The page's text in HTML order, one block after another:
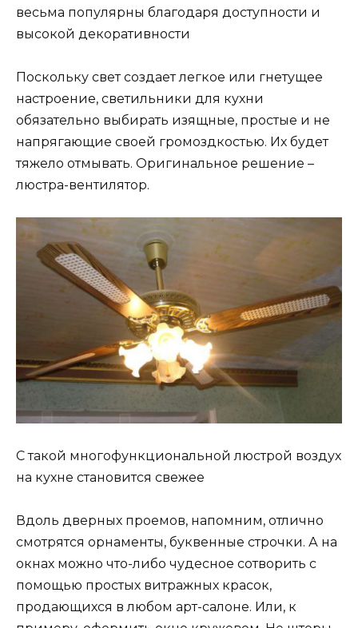
весьма популярны благодаря доступности и
высокой декоративности
Поскольку свет создает легкое или гнетущее
настроение, светильники для кухни
обязательно выбирать изящные, простые и не
напрягающие своей громоздкостью. Их будет
тяжело отмывать. Оригинальное решение –
люстра-вентилятор.
С такой многофункциональной люстрой воздух
на кухне становится свежее
Вдоль дверных проемов, напомним, отлично
смотрятся орнаменты, буквенные строчки. А на
окнах можно что-либо чудесное сотворить с
помощью простых витражных красок,
продающихся в любом арт-салоне. Или, к